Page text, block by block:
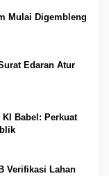
Mulai Digembleng
Edaran Atur
Babel: Perkuat
Verifikasi Lahan